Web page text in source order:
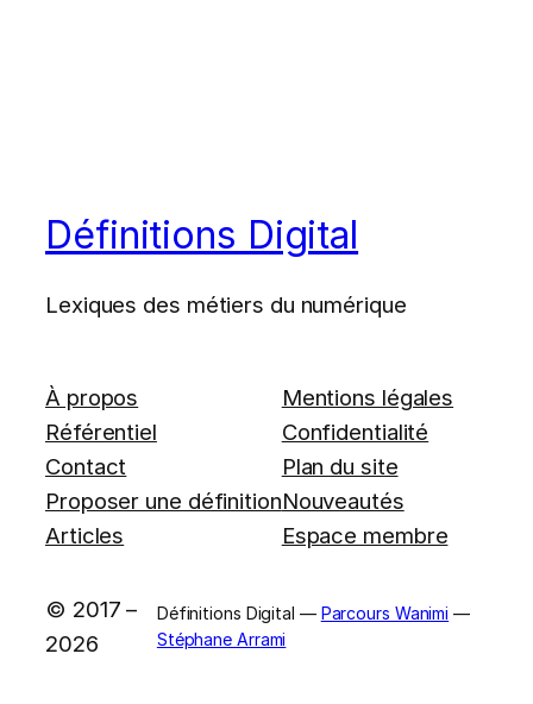
Définitions Digital
Lexiques des métiers du numérique
À propos
Référentiel
Contact
Proposer une définition
Articles
Mentions légales
Confidentialité
Plan du site
Nouveautés
Espace membre
© 2017 –
2026
Définitions Digital — Parcours Wanimi —
Stéphane Arrami